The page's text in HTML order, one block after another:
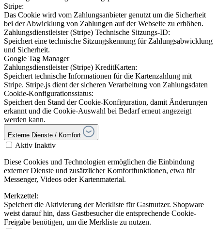
Stripe:
Das Cookie wird vom Zahlungsanbieter genutzt um die Sicherheit
bei der Abwicklung von Zahlungen auf der Webseite zu erhöhen.
Zahlungsdienstleister (Stripe) Technische Sitzungs-ID:
Speichert eine technische Sitzungskennung für Zahlungsabwicklung
und Sicherheit.
Google Tag Manager
Zahlungsdienstleister (Stripe) KreditKarten:
Speichert technische Informationen für die Kartenzahlung mit
Stripe. Stripe.js dient der sicheren Verarbeitung von Zahlungsdaten
Cookie-Konfigurationsstatus:
Speichert den Stand der Cookie-Konfiguration, damit Änderungen
erkannt und die Cookie-Auswahl bei Bedarf erneut angezeigt
werden kann.
Externe Dienste / Komfort
Aktiv Inaktiv
Diese Cookies und Technologien ermöglichen die Einbindung
externer Dienste und zusätzlicher Komfortfunktionen, etwa für
Messenger, Videos oder Kartenmaterial.
Merkzettel:
Speichert die Aktivierung der Merkliste für Gastnutzer. Shopware
weist darauf hin, dass Gastbesucher die entsprechende Cookie-
Freigabe benötigen, um die Merkliste zu nutzen.